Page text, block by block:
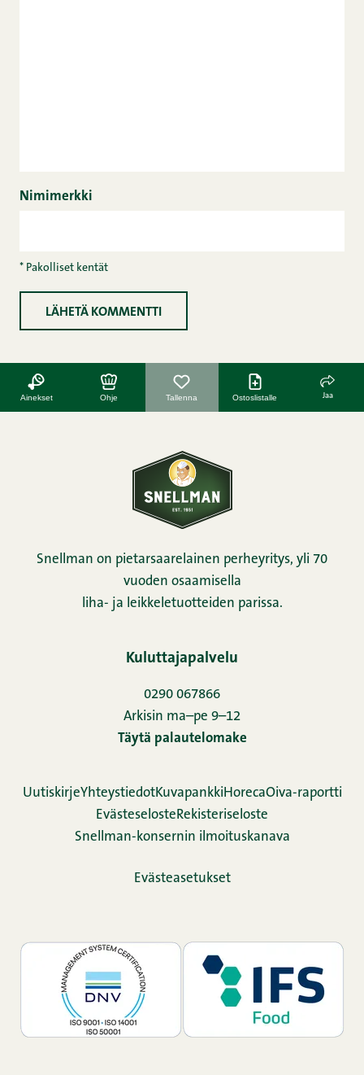
Nimimerkki
* Pakolliset kentät
Ainekset Ohje Tallenna Ostoslistalle Jaa
Snellman on pietarsaarelainen perheyritys, yli 70
vuoden osaamisella
liha- ja leikkeletuotteiden parissa.
Kuluttajapalvelu
0290 067866
Arkisin ma–pe 9–12
Täytä palautelomake
UutiskirjeYhteystiedotKuvapankki HorecaOiva-raportti
Evästeseloste Rekisteriseloste
Snellman-konsernin ilmoituskanava
Evästeasetukset